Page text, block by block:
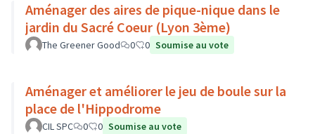
Aménager des aires de pique-nique dans le
jardin du Sacré Coeur (Lyon 3ème)
The Greener Good 0 0 Soumise au vote
Aménager et améliorer le jeu de boule sur la
place de l'Hippodrome
CIL SPC 0 0 Soumise au vote